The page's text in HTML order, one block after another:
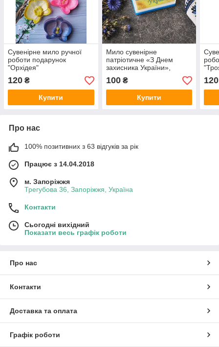
Сувенірне мило ручної
роботи подарунок
"Орхідея"
120 ₴
Купити
Мило сувенірне
патріотичне «З Днем
захисника України»,
подарунок захиснику
100₴
Купити
120
Про нас
100% позитивних з 63 відгуків за рік
Працює з 14.04.2018
м. Запоріжжя
Трегубова 36, Запоріжжя, Україна
Контакти
Сьогодні вихідний
Показати весь графік роботи
Про нас
Контакти
Доставка та оплата
Графік роботи